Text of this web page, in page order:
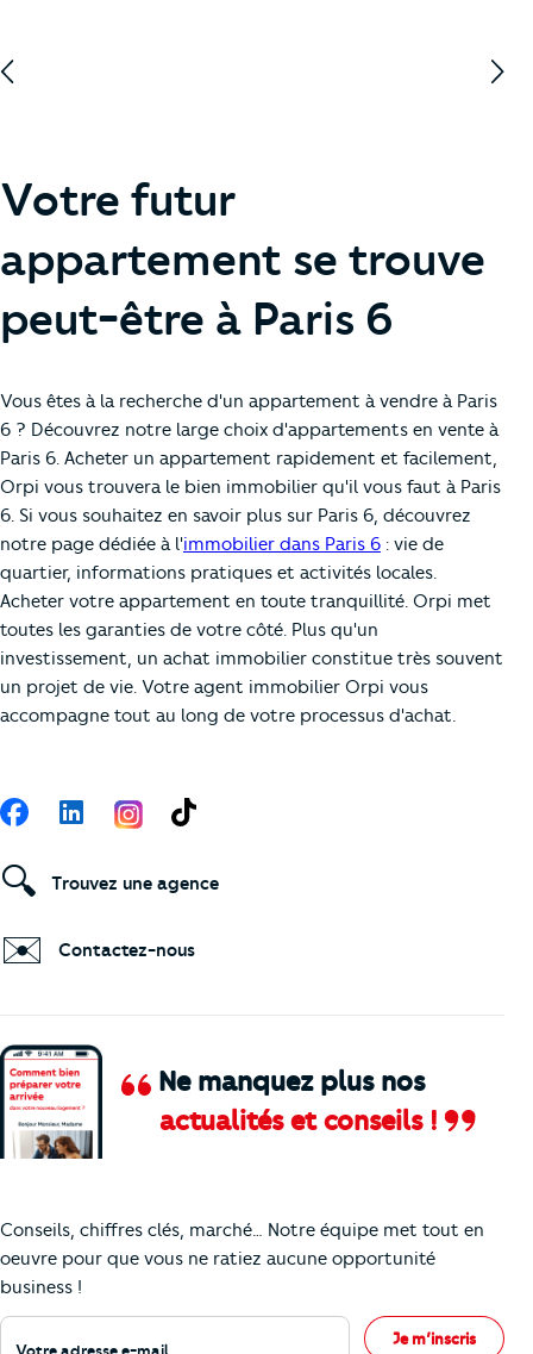
Votre futur
appartement se trouve
peut-être à Paris 6
Vous êtes à la recherche d'un appartement à vendre à Paris
6 ? Découvrez notre large choix d'appartements en vente à
Paris 6. Acheter un appartement rapidement et facilement,
Orpi vous trouvera le bien immobilier qu'il vous faut à Paris
6. Si vous souhaitez en savoir plus sur Paris 6, découvrez
notre page dédiée à l'immobilier dans Paris 6 : vie de
quartier, informations pratiques et activités locales.
Acheter votre appartement en toute tranquillité. Orpi met
toutes les garanties de votre côté. Plus qu'un
investissement, un achat immobilier constitue très souvent
un projet de vie. Votre agent immobilier Orpi vous
accompagne tout au long de votre processus d'achat.
Ne manquez plus nos
actualités et conseils !
Conseils, chiffres clés, marché… Notre équipe met tout en
oeuvre pour que vous ne ratiez aucune opportunité
business !
Votre adresse e-mail
Je m’inscris
Suivez-nous
FacebookLinkedIn TikTok
🔍 Trouvez une agence
✉️ Contactez-nous